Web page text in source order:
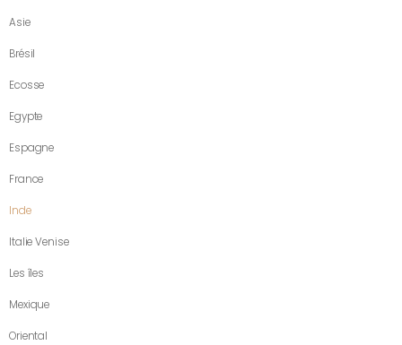
Asie
Brésil
Ecosse
Egypte
Espagne
France
Inde
Italie Venise
Les îles
Mexique
Oriental